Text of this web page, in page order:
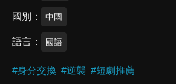
國別 中國
語言 國語
#身分交換 #逆襲 #短劇推薦